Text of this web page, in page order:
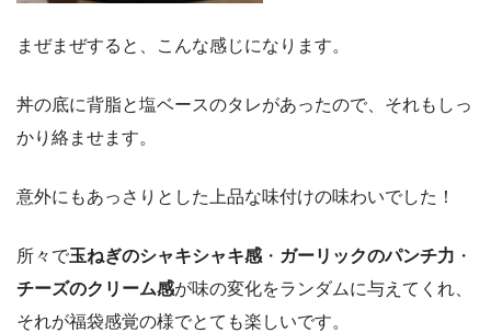
まぜまぜすると、こんな感じになります。
丼の底に背脂と塩ベースのタレがあったので、それもしっ
かり絡ませます。
意外にもあっさりとした上品な味付けの味わいでした！
所々で玉ねぎのシャキシャキ感 ・ ガーリックのパンチ力 ・
チーズのクリーム感が味の変化をランダムに与えてくれ、
それが福袋感覚の様でとても楽しいです。